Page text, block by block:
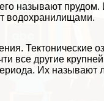
называют прудом.
водохранилищами.
Тектонические
все другие
Их